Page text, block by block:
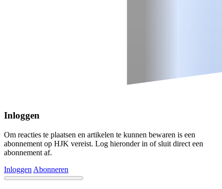
Inloggen
Om reacties te plaatsen en artikelen te kunnen bewaren is een
abonnement op HJK vereist. Log hieronder in of sluit direct een
abonnement af.
Inloggen Abonneren